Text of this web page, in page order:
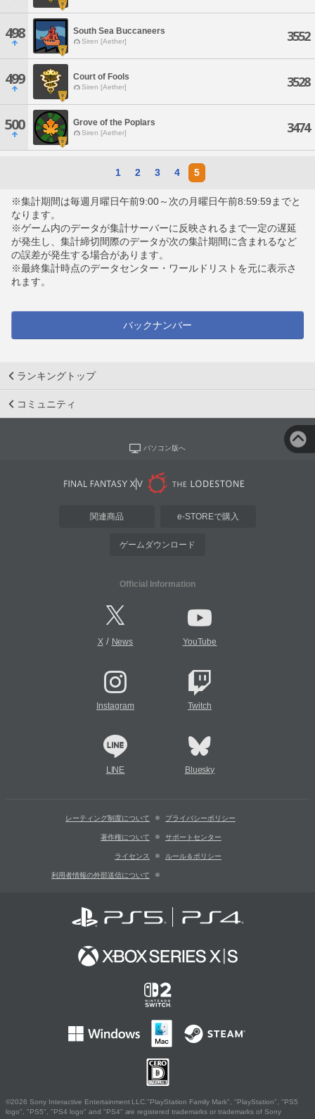
498 South Sea Buccaneers
Siren [Aether] 3552
499 Court of Fools
Siren [Aether] 3528
500 Grove of the Poplars
Siren [Aether] 3474
1 2 3 4 5
※集計期間は毎週月曜日午前9:00～次の月曜日午前8:59:59までと
なります。
※ゲーム内のデータが集計サーバーに反映されるまで一定の遅延
が発生し、集計締切間際のデータが次の集計期間に含まれるなど
の誤差が発生する場合があります。
※最終集計時点のデータセンター・ワールドリストを元に表示さ
れます。
バックナンバー
ランキングトップ
コミュニティ
パソコン版へ
関連商品 e-STOREで購入
ゲームダウンロード
Official Information
X/ News YouTube
Instagram Twitch
LINE Bluesky
レーティング制度について プライバシーポリシー
著作権について サポートセンター
ライセンス ルール＆ポリシー
利用者情報の外部送信について
©2026 Sony Interactive Entertainment LLC."PlayStation Family Mark", "PlayStation", "PS5
logo", "PS5", "PS4 logo" and "PS4" are registered trademarks or trademarks of Sony